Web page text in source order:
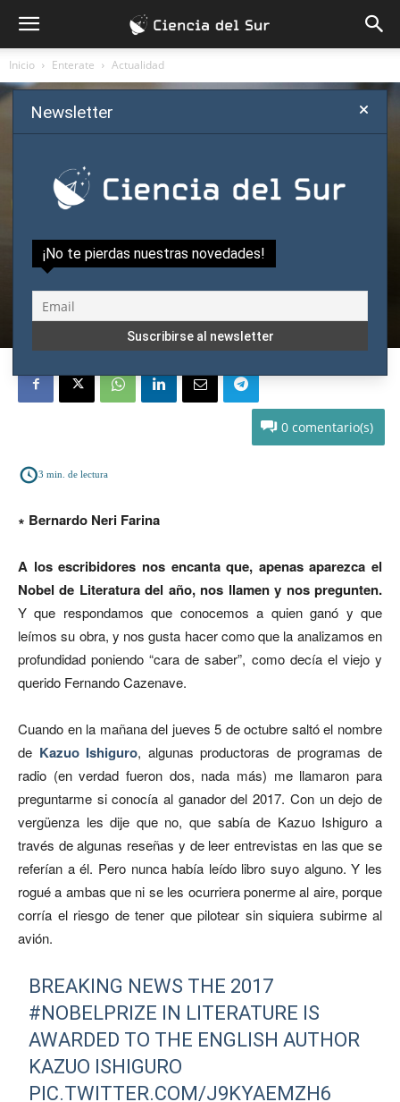
Inicio Enterate Actualidad
Enterate Actualidad Opinión
Mucho gusto, don Kazuo: su Nobel me
induce a leerlo
Columnista Invitado - octubre 6, 2017
0
3 min. de lectura
∗ Bernardo Neri Farina
A los escribidores nos encanta que, apenas aparezca el
Nobel de Literatura del año, nos llamen y nos pregunten.
Y que respondamos que conocemos a quien ganó y que
leímos su obra, y nos gusta hacer como que la analizamos en
profundidad poniendo “cara de saber”, como decía el viejo y
querido Fernando Cazenave.
Cuando en la mañana del jueves 5 de octubre saltó el nombre
de Kazuo Ishiguro, algunas productoras de programas de
radio (en verdad fueron dos, nada más) me llamaron para
preguntarme si conocía al ganador del 2017. Con un dejo de
vergüenza les dije que no, que sabía de Kazuo Ishiguro a
través de algunas reseñas y de leer entrevistas en las que se
referían a él. Pero nunca había leído libro suyo alguno. Y les
rogué a ambas que ni se les ocurriera ponerme al aire, porque
corría el riesgo de tener que pilotear sin siquiera subirme al
avión.
BREAKING NEWS THE 2017
#NOBELPRIZE IN LITERATURE IS
AWARDED TO THE ENGLISH AUTHOR
KAZUO ISHIGURO
PIC.TWITTER.COM/J9KYAEMZH6
Newsletter
¡No te pierdas nuestras novedades!